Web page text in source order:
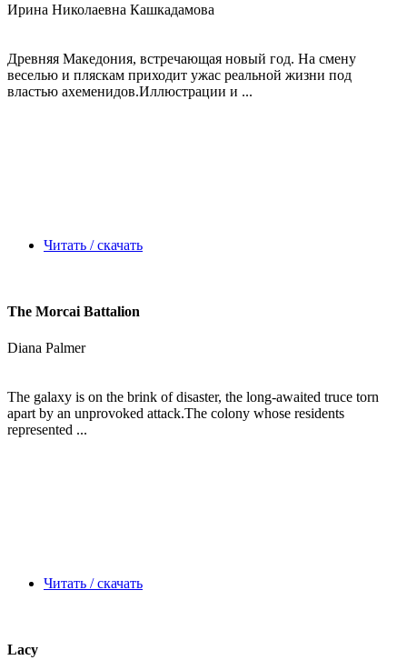
Ирина Николаевна Кашкадамова
Древняя Македония, встречающая новый год. На смену
веселью и пляскам приходит ужас реальной жизни под
властью ахеменидов.Иллюстрации и ...
Читать / скачать
The Morcai Battalion
Diana Palmer
The galaxy is on the brink of disaster, the long-awaited truce torn
apart by an unprovoked attack.The colony whose residents
represented ...
Читать / скачать
Lacy